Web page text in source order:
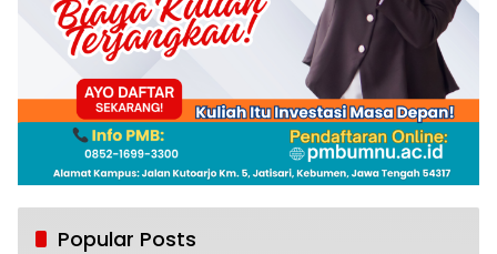
Popular Posts